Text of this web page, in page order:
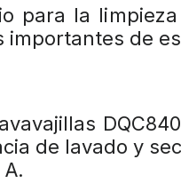
para la
importantes de
de lavado y